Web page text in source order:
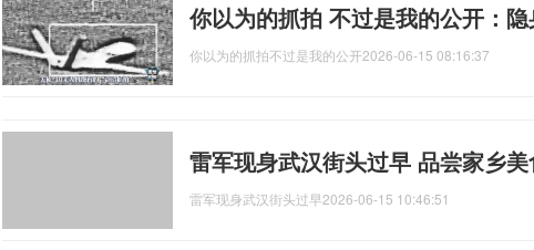
你以为的抓拍 不过是我的公开：
你以为的抓拍不过是我的公开2026-06-15 08:16:37
雷军现身武汉街头过早 品尝家乡
雷军现身武汉街头过早2026-06-15 10:46:51